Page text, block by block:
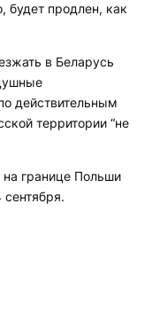
будет продлен, как
в Беларусь
действительным
территории “не
границе Польши